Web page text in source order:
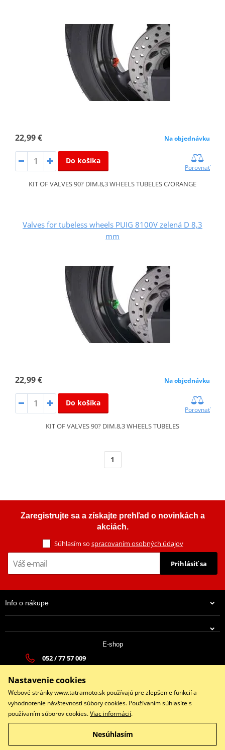
22,99 € Na objednávku
Do košíka
Porovnať
KIT OF VALVES 90? DIM.8,3 WHEELS TUBELES C/ORANGE
Valves for tubeless wheels PUIG 8100V zelená D 8,3
mm
22,99 € Na objednávku
Do košíka
Porovnať
KIT OF VALVES 90? DIM.8,3 WHEELS TUBELES
1
Zaregistrujte sa a získajte prehľad o novinkách a
akciách.
Súhlasím so spracovaním osobných údajov
Prihlásiť sa
Info o nákupe
E-shop
052 / 77 57 009
Po - Pia 9:00-17:00 | So: 9:00-13:00 | Ne: Zatvorené
Facebook
Copyright © 2026 www.tatramoto.sk
Všetky práva vyhradené
Nastavenie cookies
Webové stránky www.tatramoto.sk používajú pre zlepšenie funkcií a
vyhodnotenie návštevnosti súbory cookies. Používaním súhlasíte s
používaním súborov cookies.Viac informácií.
Nesúhlasím